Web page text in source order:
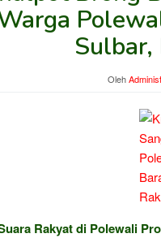
Sulbar,
Oleh
Rakyat di Polewali